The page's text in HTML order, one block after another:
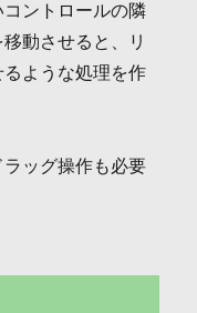
ントロールの隣
動させると、リ
ような処理を作
ッグ操作も必要